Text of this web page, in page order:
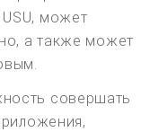
может
а также может
совершать